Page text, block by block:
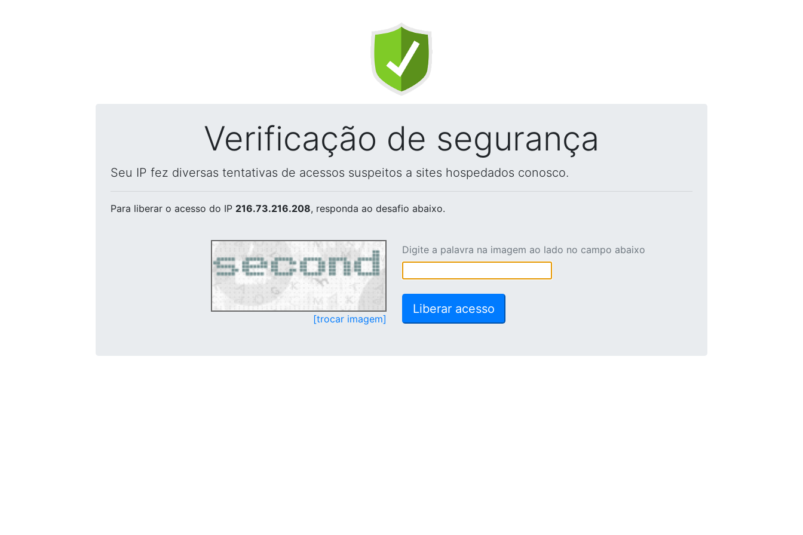
Verificação de segurança
Seu IP fez diversas tentativas de acessos suspeitos a sites hospedados conosco.
Para liberar o acesso do IP 216.73.216.208, responda ao desafio abaixo.
[trocar imagem]
Digite a palavra na imagem ao lado no campo abaixo